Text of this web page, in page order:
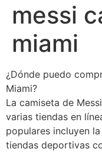
messi
miami
¿Dónde puedo
Miami?
La camiseta de
varias tiendas en
populares incluyen
tiendas deportivas